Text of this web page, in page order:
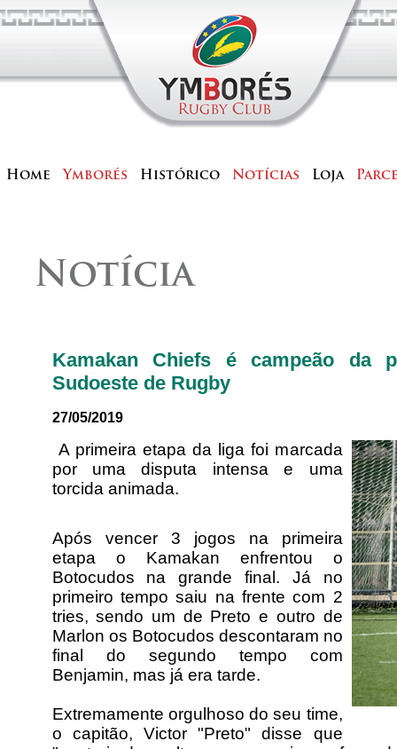
Home Ymborés Histórico Notícias Loja
Notícia
Kamakan Chiefs é campeão da
Sudoeste de Rugby
27/05/2019
A primeira etapa da liga foi marcada
por uma disputa intensa e uma
torcida animada.
Após vencer 3 jogos na primeira
etapa o Kamakan enfrentou o
Botocudos na grande final. Já no
primeiro tempo saiu na frente com 2
tries, sendo um de Preto e outro de
Marlon os Botocudos descontaram no
final do segundo tempo com
Benjamin, mas já era tarde.
Extremamente orgulhoso do seu time,
o capitão, Victor "Preto" disse que